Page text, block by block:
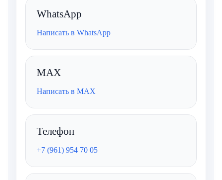
WhatsApp
Написать в WhatsApp
MAX
Написать в MAX
Телефон
+7 (961) 954 70 05